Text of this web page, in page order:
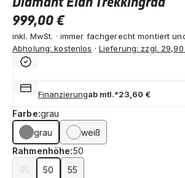
999,00 €
inkl. MwSt. · immer fachgerecht montiert
Abholung: kostenlos · Lieferung: zzgl.
Finanzierungab mtl.*23,60 €
Farbe:grau
grau
weiß
Rahmenhöhe:50
45
50 55